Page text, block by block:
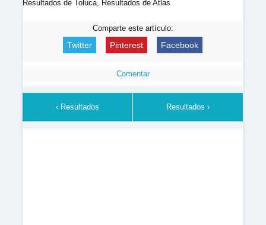
Resultados de Toluca, Resultados de Atlas
Comparte este artículo:
Twitter Pinterest Facebook
Comentar
‹ Resultados Resultados ›